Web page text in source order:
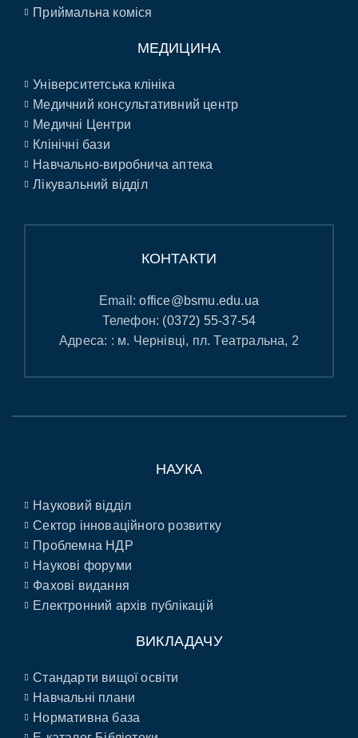
Приймальна коміся
МЕДИЦИНА
Університетська клініка
Медичний консультативний центр
Медичні Центри
Клінічні бази
Навчально-виробнича аптека
Лікувальний відділ
КОНТАКТИ
Email:office@bsmu.edu.ua
Телефон: (0372) 55-37-54
Адреса: : м. Чернівці, пл. Театральна, 2
НАУКА
Науковий відділ
Сектор інноваційного розвитку
Проблемна НДР
Наукові форуми
Фахові видання
Електронний архів публікацій
ВИКЛАДАЧУ
Стандарти вищої освіти
Навчальні плани
Нормативна база